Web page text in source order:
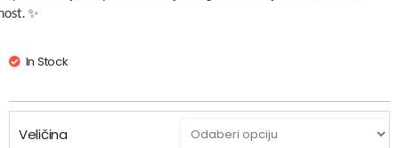
✨
In Stock
Veličina